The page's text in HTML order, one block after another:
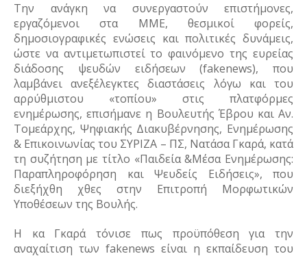
Την ανάγκη να συνεργαστούν επιστήμονες,
εργαζόμενοι στα ΜΜΕ, θεσμικοί φορείς,
δημοσιογραφικές ενώσεις και πολιτικές δυνάμεις,
ώστε να αντιμετωπιστεί το φαινόμενο της ευρείας
διάδοσης ψευδών ειδήσεων (fakenews), που
λαμβάνει ανεξέλεγκτες διαστάσεις λόγω και του
αρρύθμιστου «τοπίου» στις πλατφόρμες
ενημέρωσης, επισήμανε η Βουλευτής Έβρου και Αν.
Τομεάρχης, Ψηφιακής Διακυβέρνησης, Ενημέρωσης
& Επικοινωνίας του ΣΥΡΙΖΑ – ΠΣ, Νατάσα Γκαρά, κατά
τη συζήτηση με τίτλο «Παιδεία &Μέσα Ενημέρωσης:
Παραπληροφόρηση και Ψευδείς Ειδήσεις», που
διεξήχθη χθες στην Επιτροπή Μορφωτικών
Υποθέσεων της Βουλής.
Η κα Γκαρά τόνισε πως προϋπόθεση για την
αναχαίτιση των fakenews είναι η εκπαίδευση του